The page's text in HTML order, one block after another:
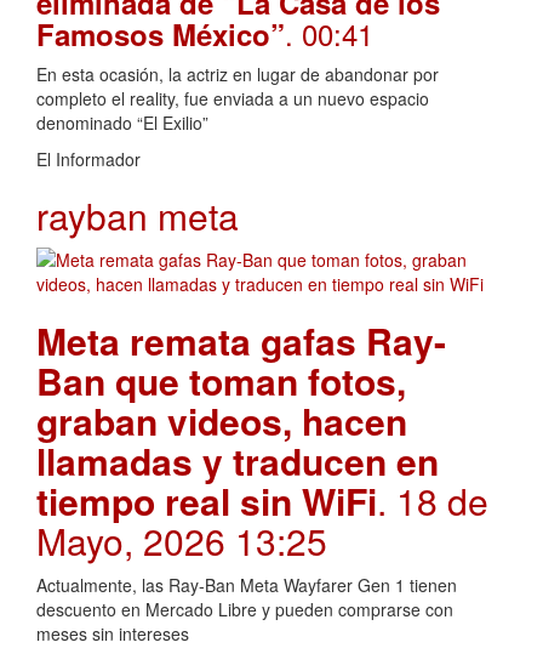
Famosos México”. 00:41
En esta ocasión, la actriz en lugar de abandonar por
completo el reality, fue enviada a un nuevo espacio
denominado “El Exilio”
El Informador
rayban meta
Meta remata gafas Ray-
Ban que toman fotos,
graban videos, hacen
llamadas y traducen en
tiempo real sin WiFi. 18 de
Mayo, 2026 13:25
Actualmente, las Ray-Ban Meta Wayfarer Gen 1 tienen
descuento en Mercado Libre y pueden comprarse con
meses sin intereses